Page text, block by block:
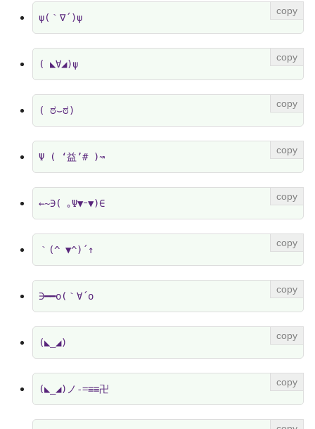
ψ(｀∇´)ψ
( ◣∀◢)ψ
( ಠ⌣ಠ)
Ψ ( ‘益’# )↝
←~∋( ｡Ψ▼ｰ▼)∈
｀(^ ▼^)´↑
∋━━o(｀∀´o
(◣_◢)
(◣_◢)ノ-=≡≡卍